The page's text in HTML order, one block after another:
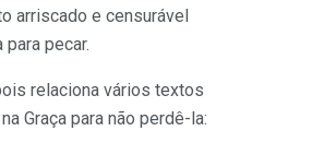
arriscado e censurável
pecar.
relaciona vários textos
Graça para não perdê-la: